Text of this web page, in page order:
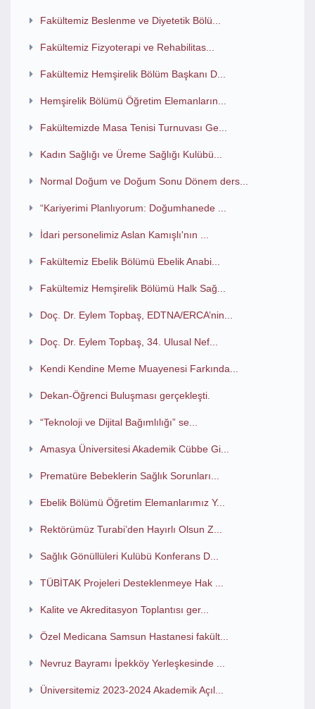
Fakültemiz Beslenme ve Diyetetik Bölü...
Fakültemiz Fizyoterapi ve Rehabilitas...
Fakültemiz Hemşirelik Bölüm Başkanı D...
Hemşirelik Bölümü Öğretim Elemanların...
Fakültemizde Masa Tenisi Turnuvası Ge...
Kadın Sağlığı ve Üreme Sağlığı Kulübü...
Normal Doğum ve Doğum Sonu Dönem ders...
“Kariyerimi Planlıyorum: Doğumhanede ...
İdari personelimiz Aslan Kamışlı'nın ...
Fakültemiz Ebelik Bölümü Ebelik Anabi...
Fakültemiz Hemşirelik Bölümü Halk Sağ...
Doç. Dr. Eylem Topbaş, EDTNA/ERCA’nin...
Doç. Dr. Eylem Topbaş, 34. Ulusal Nef...
Kendi Kendine Meme Muayenesi Farkında...
Dekan-Öğrenci Buluşması gerçekleşti.
“Teknoloji ve Dijital Bağımlılığı” se...
Amasya Üniversitesi Akademik Cübbe Gi...
Prematüre Bebeklerin Sağlık Sorunları...
Ebelik Bölümü Öğretim Elemanlarımız Y...
Rektörümüz Turabi’den Hayırlı Olsun Z...
Sağlık Gönüllüleri Kulübü Konferans D...
TÜBİTAK Projeleri Desteklenmeye Hak ...
Kalite ve Akreditasyon Toplantısı ger...
Özel Medicana Samsun Hastanesi fakült...
Nevruz Bayramı İpekköy Yerleşkesinde ...
Üniversitemiz 2023-2024 Akademik Açıl...